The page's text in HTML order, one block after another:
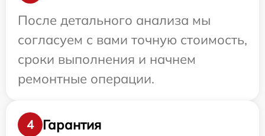
После детального анализа мы
согласуем с вами точную стоимость,
сроки выполнения и начнем
ремонтные операции.
4
Гарантия